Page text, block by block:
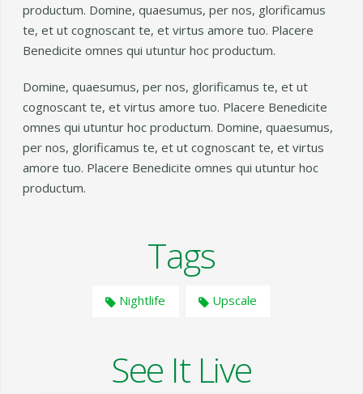
productum. Domine, quaesumus, per nos, glorificamus
te, et ut cognoscant te, et virtus amore tuo. Placere
Benedicite omnes qui utuntur hoc productum.
Domine, quaesumus, per nos, glorificamus te, et ut
cognoscant te, et virtus amore tuo. Placere Benedicite
omnes qui utuntur hoc productum. Domine, quaesumus,
per nos, glorificamus te, et ut cognoscant te, et virtus
amore tuo. Placere Benedicite omnes qui utuntur hoc
productum.
Tags
Nightlife Upscale
See It Live